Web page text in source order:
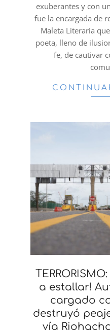
exuberantes y con
fue la encargada de
Maleta Literaria
poeta, lleno de
fe, de cautivar
a estallar!
cargado
destruyó
vía